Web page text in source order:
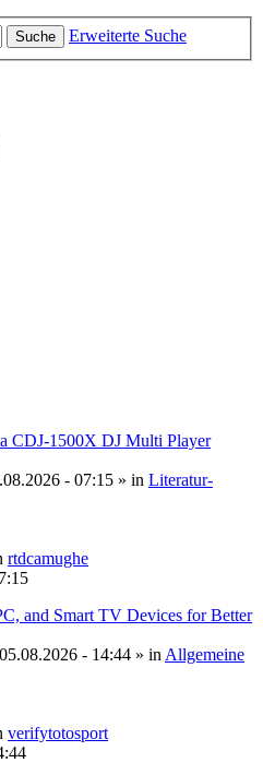
Suche
Erweiterte Suche
CDJ-1500X DJ Multi Player
- 07:15 » in Literatur-
rtdcamughe
and Smart TV Devices for Better
- 14:44 » in Allgemeine
verifytotosport